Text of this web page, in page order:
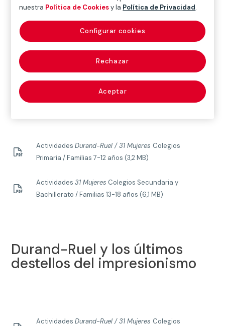
Actividad1924. Otros surrealismos
31 Mujeres. Una exposición de
Peggy Guggenheim
ActividadesDurand-Ruel / 31 Mujeres Colegios
Primaria / Familias 7-12 años (3,2 MB)
Actividades31 Mujeres Colegios Secundaria y
Bachillerato / Familias 13-18 años (6,1 MB)
Durand-Ruel y los últimos
destellos del impresionismo
ActividadesDurand-Ruel / 31 Mujeres Colegios
nuestra Política de Cookiesy la Política de Privacidad.
Rechazar
Aceptar
Configurar cookies